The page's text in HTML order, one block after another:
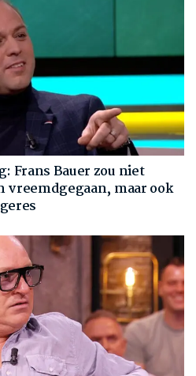
Frans Bauer zou niet
vreemdgegaan, maar ook